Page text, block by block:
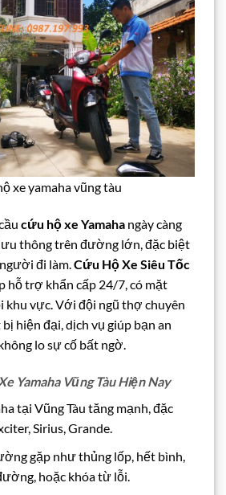
xe yamaha vũng tàu
cứu hộ xe Yamaha ngày càng
thông trên đường lớn, đặc biệt
đi làm.Cứu Hộ Xe Siêu Tốc
hỗ trợ khẩn cấp 24/7, có mặt
khu vực. Với đội ngũ thợ chuyên
hiện đại, dịch vụ giúp bạn an
lo sự cố bất ngờ.
Yamaha Vũng Tàu Hiện Nay
tại Vũng Tàu tăng mạnh, đặc
Sirius, Grande.
gặp như thủng lốp, hết bình,
hoặc khóa từ lỗi.